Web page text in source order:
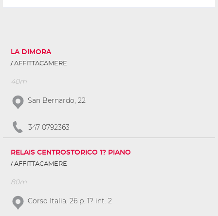
LA DIMORA
AFFITTACAMERE
40m
San Bernardo, 22
347 0792363
RELAIS CENTROSTORICO 1? PIANO
AFFITTACAMERE
80m
Corso Italia, 26 p. 1? int. 2